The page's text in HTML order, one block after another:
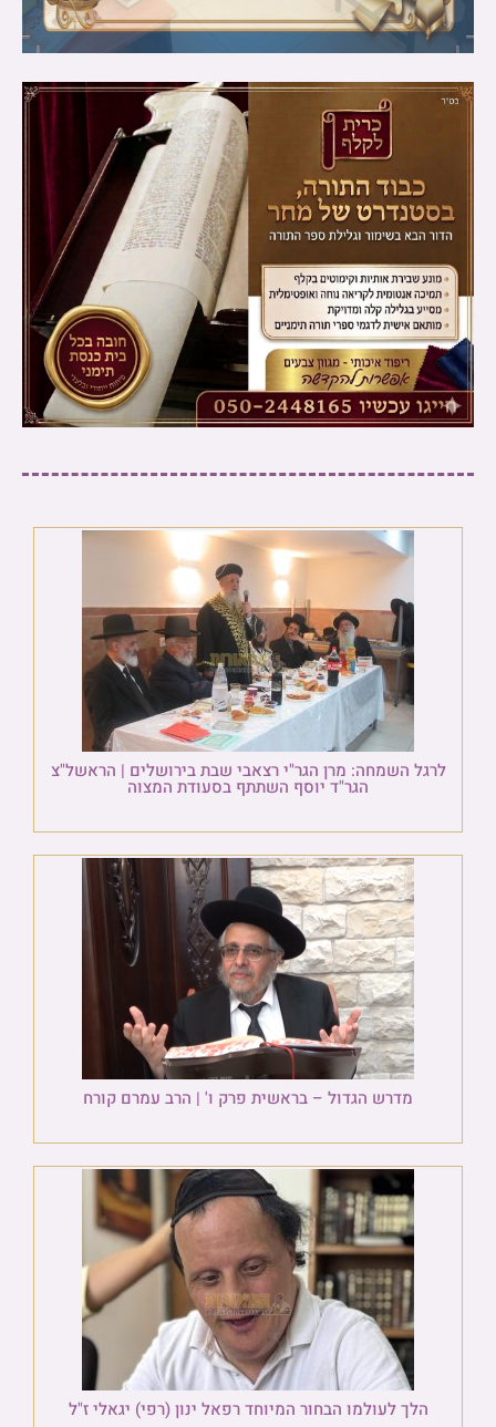
לרגל השמחה: מרן הגר"י רצאבי שבת בירושלים | הראשל"צ
הגר"ד יוסף השתתף בסעודת המצוה
מדרש הגדול – בראשית פרק ו' | הרב עמרם קורח
הלך לעולמו הבחור המיוחד רפאל ינון (רפי) יגאלי ז"ל